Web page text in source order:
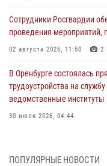
Сотрудники Росгвардии
проведения
02 августа 2026, 11:50 2
В Оренбурге состоялась
трудоустройства на
ведомственные институты
30 июля 2026, 04:44
28 июля 2026, 09:41 1
ПОПУЛЯРНЫЕ НОВОСТИ